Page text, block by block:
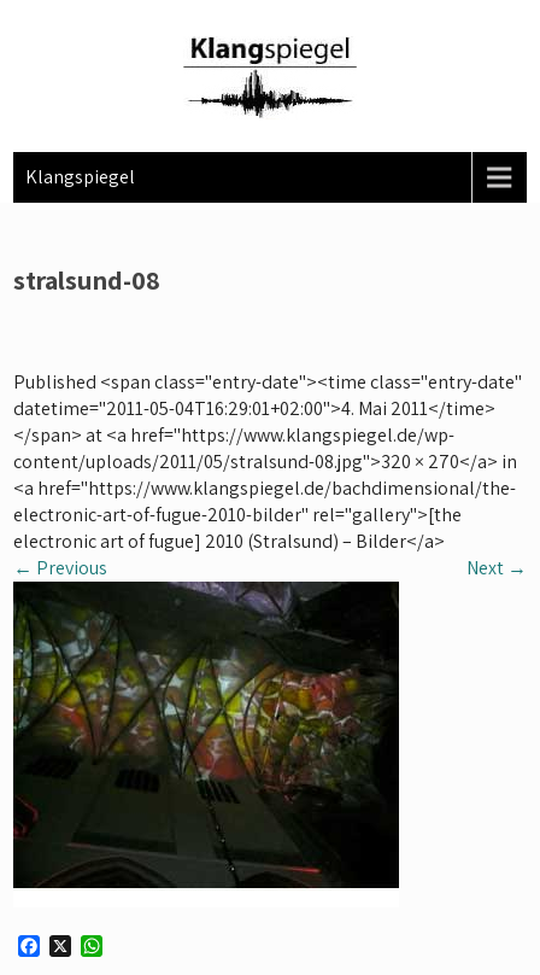
Klangspiegel
stralsund-08
Published <span class="entry-date"><time class="entry-date"
datetime="2011-05-04T16:29:01+02:00">4. Mai 2011</time>
</span> at <a href="https://www.klangspiegel.de/wp-
content/uploads/2011/05/stralsund-08.jpg">320 × 270</a> in
<a href="https://www.klangspiegel.de/bachdimensional/the-
electronic-art-of-fugue-2010-bilder" rel="gallery">[the
electronic art of fugue] 2010 (Stralsund) – Bilder</a>
← Previous Next →
F
X